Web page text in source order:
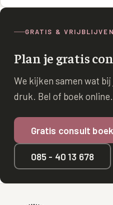
GRATIS &
Plan je gratis
We kijken samen wat
druk. Bel of boek online.
Gratis consult
085 - 40 13 678